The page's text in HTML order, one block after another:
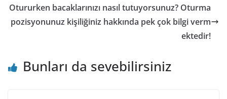
Otururken bacaklarınızı nasıl tutuyorsunuz? Oturma
pozisyonunuz kişiliğiniz hakkında pek çok bilgi verm
ektedir!
Bunları da sevebilirsiniz